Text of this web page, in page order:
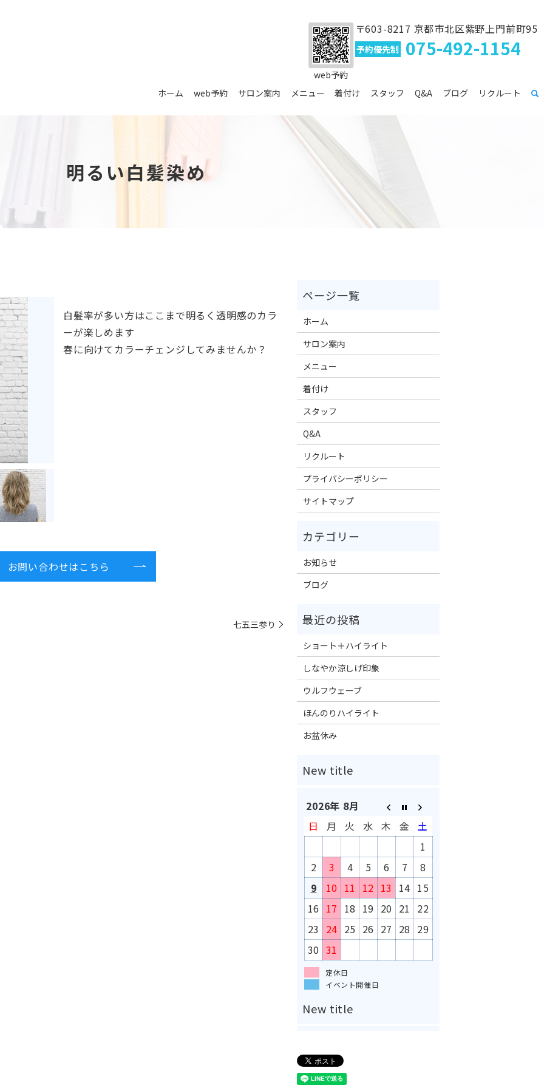
ホーム web予約 サロン案内 メニュー 着付け スタッフ Q&A ブログ リクルート
web予約
〒603-8217 京都市北区紫野上門前町95
予約優先制 075-492-1154
明るい白髪染め
白髪率が多い方はここまで明るく透明感のカラ
ーが楽しめます
春に向けてカラーチェンジしてみませんか？
お問い合わせはこちら
七五三参り
ホーム
サロン案内
メニュー
着付け
スタッフ
Q&A
リクルート
プライバシーポリシー
サイトマップ
お知らせ
ブログ
ショート＋ハイライト
しなやか涼しげ印象
ウルフウェーブ
ほんのりハイライト
お盆休み
2026年 8月
日
月 火 水 木 金
土
1
2
3 4 5 6 7
8
9
10 11 12 13 14 15
16 17 18 19 20 21
22
23 24 25 26 27 28 29
30 31
定休日
イベント開催日